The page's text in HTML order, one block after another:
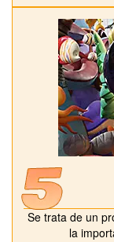
Se trata de un
la